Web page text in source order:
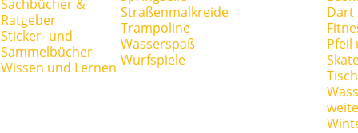
Sachbücher &
Ratgeber
Sticker- und
Sammelbücher
Wissen und Lernen
Straßenmalkreide
Trampoline
Wasserspaß
Wurfspiele
Dart
Pfeil